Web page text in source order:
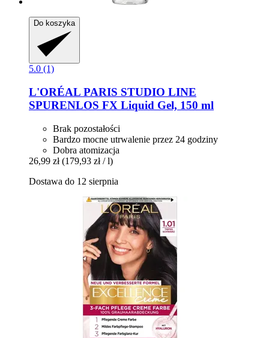
Do koszyka
5.0 (1)
L'ORÉAL PARIS STUDIO LINE
SPURENLOS FX Liquid Gel, 150 ml
Brak pozostałości
Bardzo mocne utrwalenie przez 24 godziny
Dobra atomizacja
26,99 zł (179,93 zł / l)
Dostawa do 12 sierpnia